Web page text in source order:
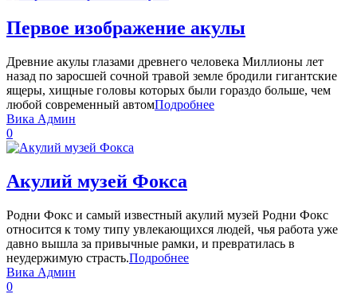
Первое изображение акулы
Древние акулы глазами древнего человека Миллионы лет
назад по заросшей сочной травой земле бродили гигантские
ящеры, хищные головы которых были гораздо больше, чем
любой современный автомПодробнее
Вика Админ
0
Акулий музей Фокса
Родни Фокс и самый известный акулий музей Родни Фокс
относится к тому типу увлекающихся людей, чья работа уже
давно вышла за привычные рамки, и превратилась в
неудержимую страсть.Подробнее
Вика Админ
0